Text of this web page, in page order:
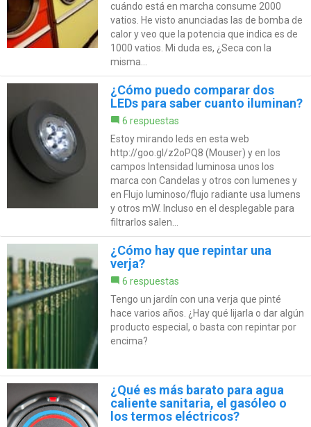
cuándo está en marcha consume 2000
vatios. He visto anunciadas las de bomba de
calor y veo que la potencia que indica es de
1000 vatios. Mi duda es, ¿Seca con la
misma...
¿Cómo puedo comparar dos
LEDs para saber cuanto iluminan?
6 respuestas
Estoy mirando leds en esta web
http://goo.gl/z2oPQ8 (Mouser) y en los
campos Intensidad luminosa unos los
marca con Candelas y otros con lumenes y
en Flujo luminoso/flujo radiante usa lumens
y otros mW. Incluso en el desplegable para
filtrarlos salen...
¿Cómo hay que repintar una
verja?
6 respuestas
Tengo un jardín con una verja que pinté
hace varios años. ¿Hay qué lijarla o dar algún
producto especial, o basta con repintar por
encima?
¿Qué es más barato para agua
caliente sanitaria, el gasóleo o
los termos eléctricos?